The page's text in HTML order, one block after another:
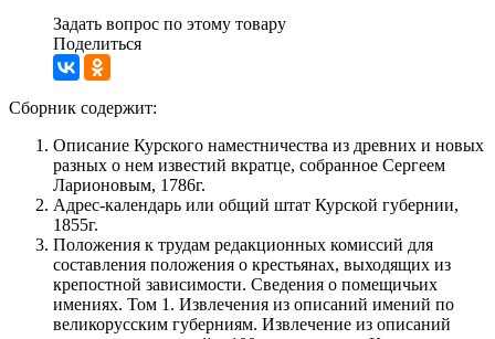
Задать вопрос по этому товару
Поделиться
Сборник содержит:
Описание Курского наместничества из древних и новых
разных о нем известий вкратце, собранное Сергеем
Ларионовым, 1786г.
Адрес-календарь или общий штат Курской губернии,
1855г.
Положения к трудам редакционных комиссий для
составления положения о крестьянах, выходящих из
крепостной зависимости. Сведения о помещичьих
имениях. Том 1. Извлечения из описаний имений по
великорусским губерниям. Извлечение из описаний